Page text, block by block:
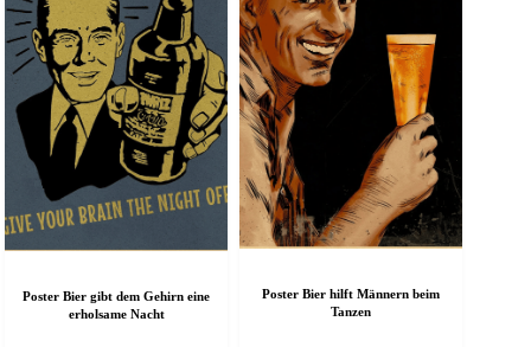
werden
Poster Bier gibt dem Gehirn eine
erholsame Nacht
Poster Bier hilft Männern beim
Tanzen